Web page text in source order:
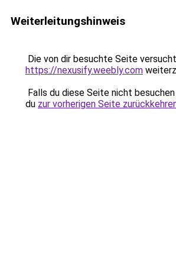
Weiterleitungshinweis
Die von dir besuchte Seite
https://nexusify.weebly.com
Falls du diese Seite nicht
du zur vorherigen Seite